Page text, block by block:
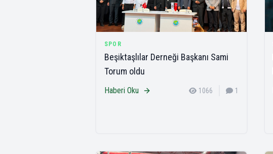
SPOR
Beşiktaşlılar Derneği Başkanı Sami
Torum oldu
Haberi Oku 1066 1